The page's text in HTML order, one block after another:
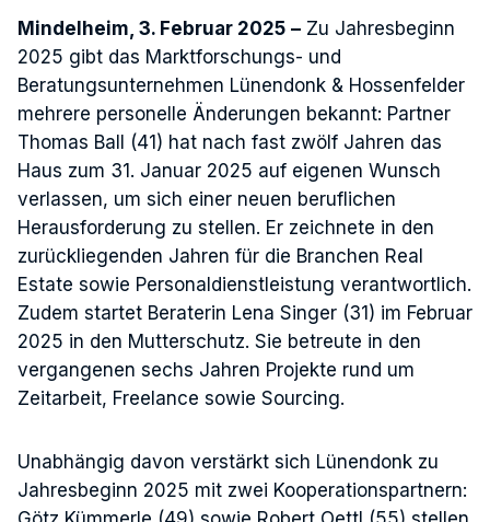
Mindelheim, 3. Februar 2025 – Zu Jahresbeginn
2025 gibt das Marktforschungs- und
Beratungsunternehmen Lünendonk & Hossenfelder
mehrere personelle Änderungen bekannt: Partner
Thomas Ball (41) hat nach fast zwölf Jahren das
Haus zum 31. Januar 2025 auf eigenen Wunsch
verlassen, um sich einer neuen beruflichen
Herausforderung zu stellen. Er zeichnete in den
zurückliegenden Jahren für die Branchen Real
Estate sowie Personaldienstleistung verantwortlich.
Zudem startet Beraterin Lena Singer (31) im Februar
2025 in den Mutterschutz. Sie betreute in den
vergangenen sechs Jahren Projekte rund um
Zeitarbeit, Freelance sowie Sourcing.
Unabhängig davon verstärkt sich Lünendonk zu
Jahresbeginn 2025 mit zwei Kooperationspartnern: